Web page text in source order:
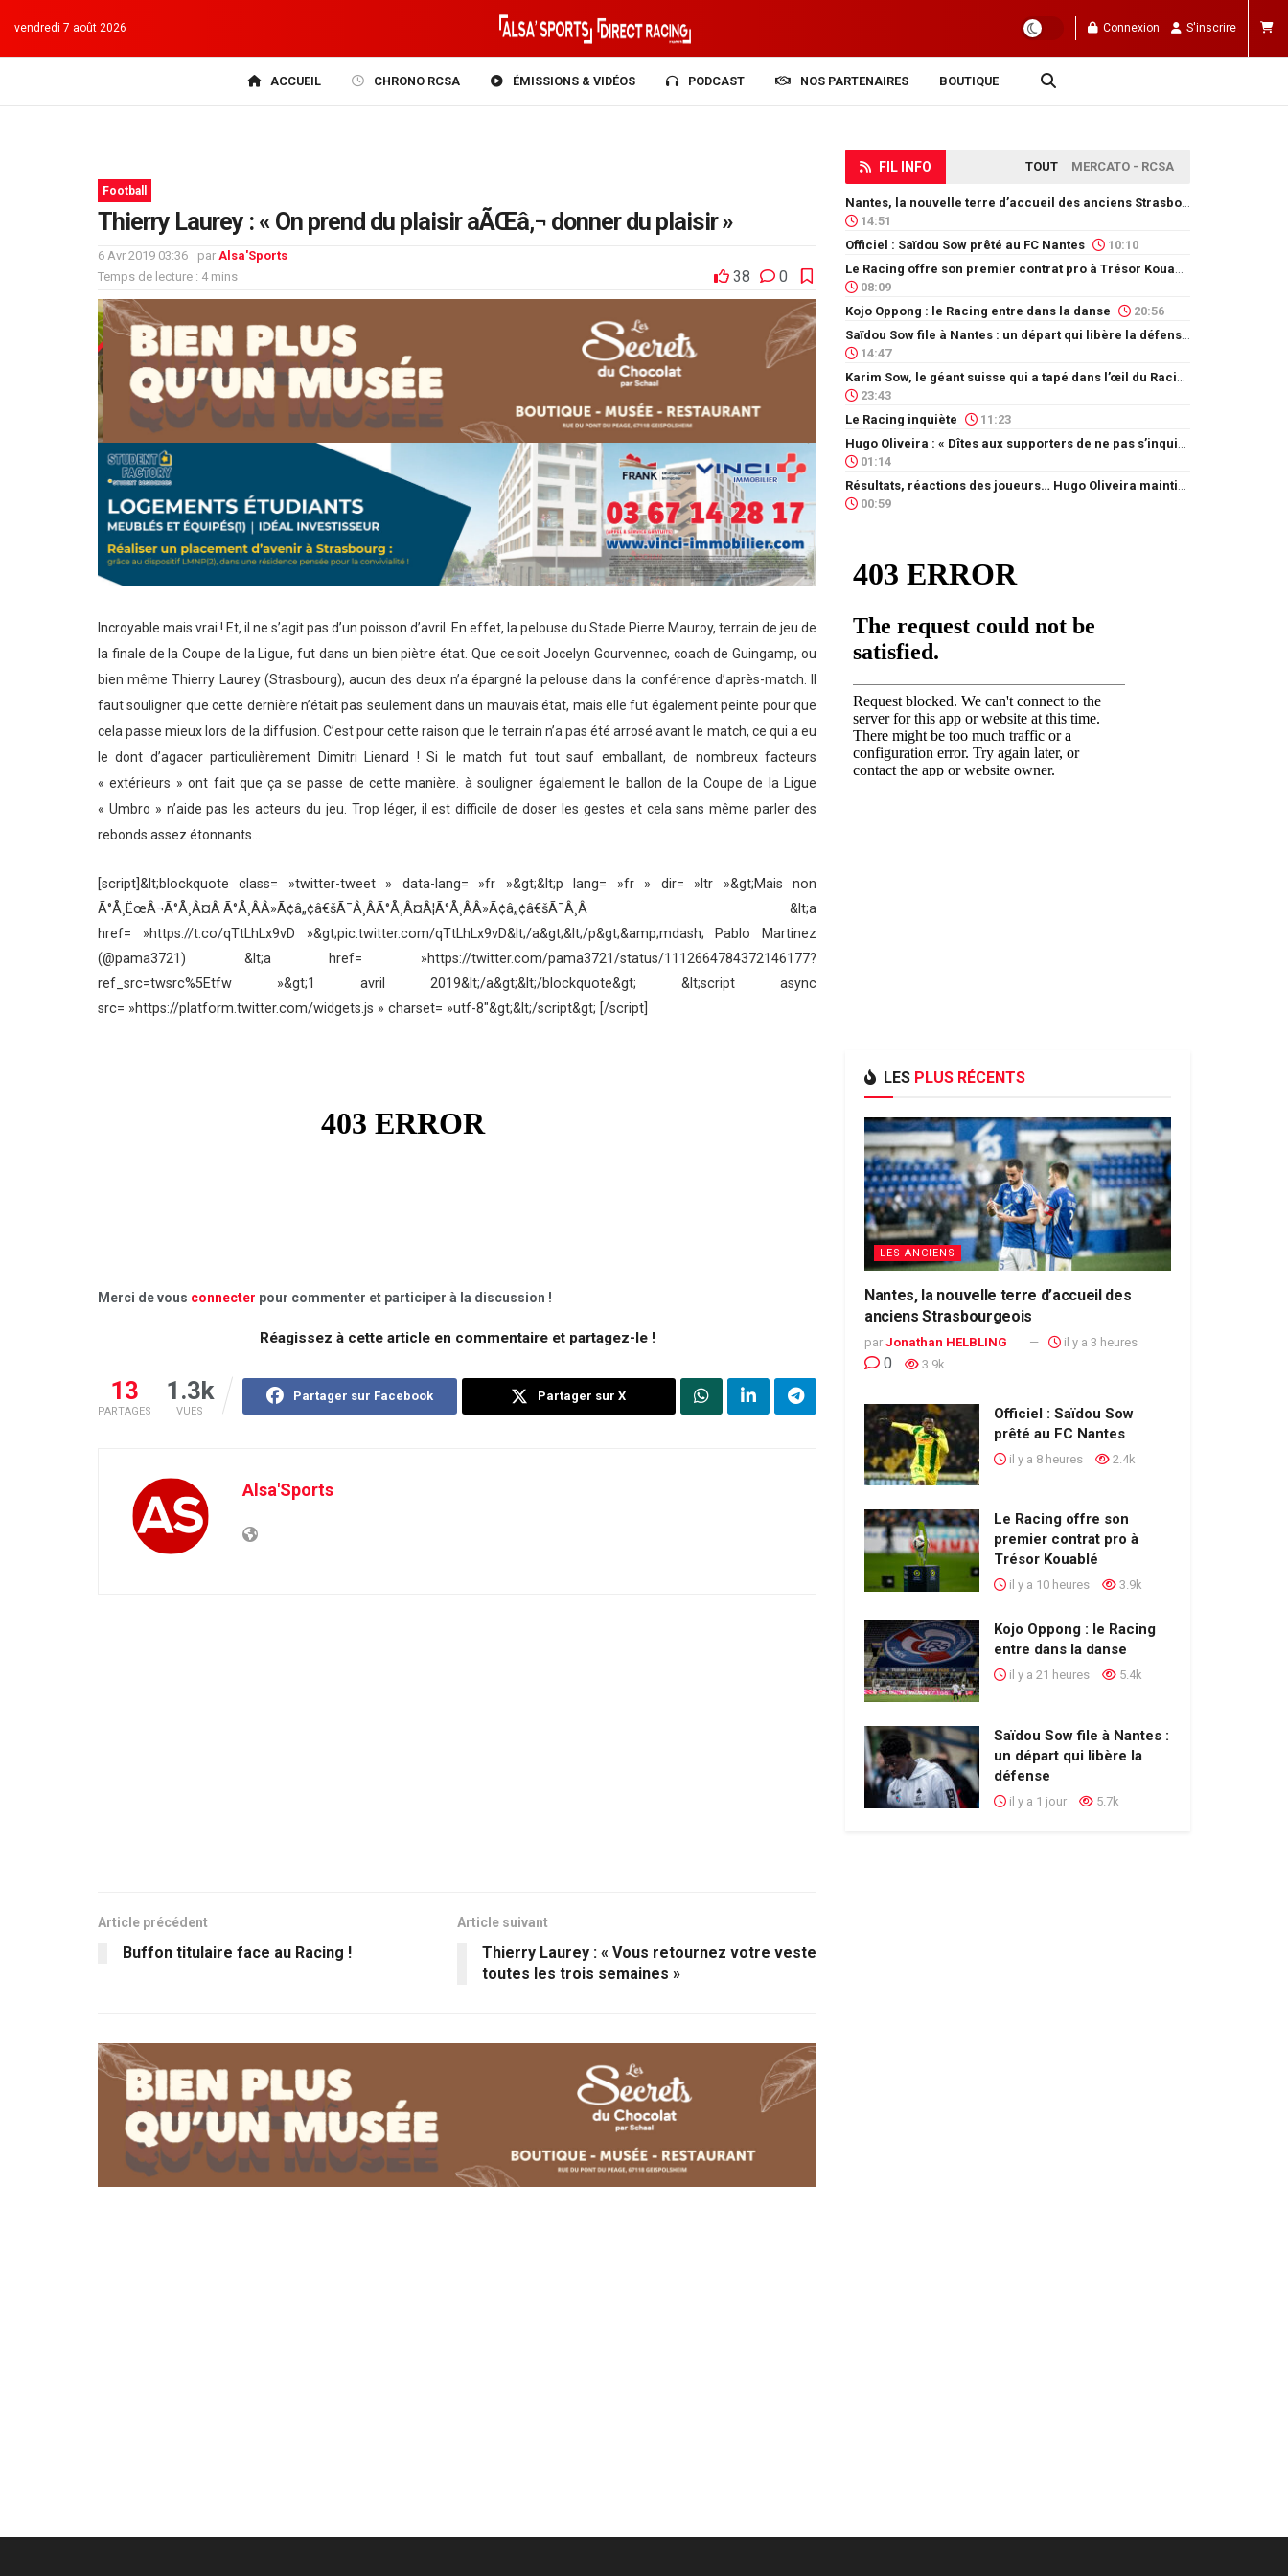
vendredi 7 août 2026 Connexion S'inscrire
ACCUEIL CHRONO RCSA ÉMISSIONS & VIDÉOS PODCAST NOS PARTENAIRES BOUTIQUE
Football
Thierry Laurey : « On prend du plaisir aÃŒâ‚¬ donner du plaisir »
6 Avr 2019 03:36 par Alsa'Sports
Temps de lecture : 4 mins
38 0
Incroyable mais vrai ! Et, il ne s’agit pas d’un poisson d’avril. En effet, la pelouse du Stade Pierre Mauroy, terrain de jeu de
la finale de la Coupe de la Ligue, fut dans un bien piètre état. Que ce soit Jocelyn Gourvennec, coach de Guingamp, ou
bien même Thierry Laurey (Strasbourg), aucun des deux n’a épargné la pelouse dans la conférence d’après-match. Il
faut souligner que cette dernière n’était pas seulement dans un mauvais état, mais elle fut également peinte pour que
cela passe mieux lors de la diffusion. C’est pour cette raison que le terrain n’a pas été arrosé avant le match, ce qui a eu
le dont d’agacer particulièrement Dimitri Lienard ! Si le match fut tout sauf emballant, de nombreux facteurs
« extérieurs » ont fait que ça se passe de cette manière. à souligner également le ballon de la Coupe de la Ligue
« Umbro » n’aide pas les acteurs du jeu. Trop léger, il est difficile de doser les gestes et cela sans même parler des
rebonds assez étonnants…
[script]&lt;blockquote class= »twitter-tweet » data-lang= »fr »&gt;&lt;p lang= »fr » dir= »ltr »&gt;Mais non
Ã°Å¸ËœÂ¬Ã°Å¸Â¤Â·Ã°Å¸ÂÂ»‍Ã¢â„¢â€šÃ¯Â¸ÂÃ°Å¸Â¤Â¦Ã°Å¸ÂÂ»‍Ã¢â„¢â€šÃ¯Â¸Â &lt;a
href= »https://t.co/qTtLhLx9vD »&gt;pic.twitter.com/qTtLhLx9vD&lt;/a&gt;&lt;/p&gt;&amp;mdash; Pablo Martinez
(@pama3721) &lt;a href= »https://twitter.com/pama3721/status/1112664784372146177?
ref_src=twsrc%5Etfw »&gt;1 avril 2019&lt;/a&gt;&lt;/blockquote&gt; &lt;script async
src= »https://platform.twitter.com/widgets.js » charset= »utf-8″&gt;&lt;/script&gt; [/script]
Merci de vous connecter pour commenter et participer à la discussion !
Réagissez à cette article en commentaire et partagez-le !
13
PARTAGES
1.3k
VUES
Partager sur Facebook Partager sur X
Alsa'Sports
Article précédent
Buffon titulaire face au Racing !
Article suivant
Thierry Laurey : « Vous retournez votre veste
toutes les trois semaines »
FIL INFO TOUT MERCATO - RCSA
14:51
Officiel : Saïdou Sow prêté au FC Nantes
10:10
08:09
Kojo Oppong : le Racing entre dans la danse
20:56
14:47
23:43
Le Racing inquiète
11:23
01:14
00:59
LES PLUS RÉCENTS
LES ANCIENS
Nantes, la nouvelle terre d’accueil des
anciens Strasbourgeois
par Jonathan HELBLING il y a 3 heures
0 3.9k
Officiel : Saïdou Sow
prêté au FC Nantes
il y a 8 heures 2.4k
Le Racing offre son
premier contrat pro à
Trésor Kouablé
il y a 10 heures 3.9k
Kojo Oppong : le Racing
entre dans la danse
il y a 21 heures 5.4k
Saïdou Sow file à Nantes :
un départ qui libère la
défense
il y a 1 jour 5.7k